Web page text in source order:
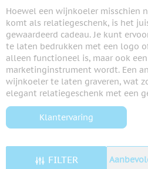
Hoewel een wijnkoeler misschien
komt als relatiegeschenk, is het
gewaardeerd cadeau. Je kunt
te laten bedrukken met een logo
alleen functioneel is, maar ook
marketinginstrument wordt. Een
wijnkoeler te laten graveren, wat
elegant relatiegeschenk met een
Klantervaring
FILTER